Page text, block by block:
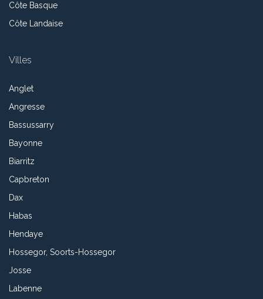
Côte Basque
Côte Landaise
Villes
Anglet
Angresse
Bassussarry
Bayonne
Biarritz
Capbreton
Dax
Habas
Hendaye
Hossegor, Soorts-Hossegor
Josse
Labenne